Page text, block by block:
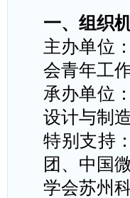
一、组织
主办单位
会青年工
承办单位
设计与制
特别支持 ：
团、中国
学会苏州